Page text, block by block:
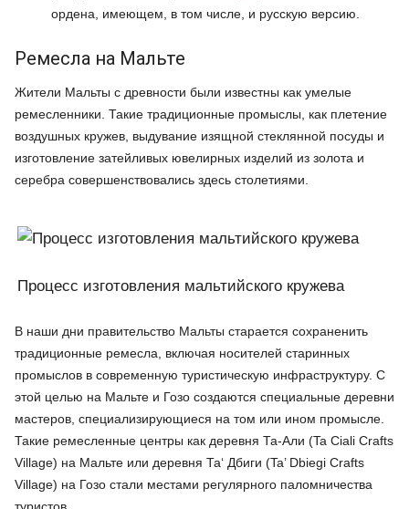
ордена, имеющем, в том числе, и русскую версию.
Ремесла на Мальте
Жители Мальты с древности были известны как умелые
ремесленники. Такие традиционные промыслы, как плетение
воздушных кружев, выдувание изящной стеклянной посуды и
изготовление затейливых ювелирных изделий из золота и
серебра совершенствовались здесь столетиями.
Процесс изготовления мальтийского кружева
В наши дни правительство Мальты старается сохраненить
традиционные ремесла, включая носителей старинных
промыслов в современную туристическую инфраструктуру. С
этой целью на Мальте и Гозо создаются специальные деревни
мастеров, специализирующиеся на том или ином промысле.
Такие ремесленные центры как деревня Та-Али (Ta Ciali Crafts
Village) на Мальте или деревня Та‘ Дбиги (Ta’ Dbiegi Crafts
Village) на Гозо стали местами регулярного паломничества